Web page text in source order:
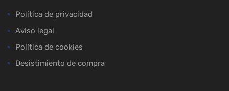
Política de privacidad
Aviso legal
Política de cookies
Desistimiento de compra